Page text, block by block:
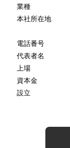
業種
本社所在地
電話番号
代表者名
上場
資本金
設立